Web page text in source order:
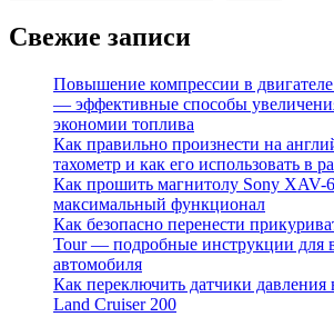
Свежие записи
Повышение компрессии в
— эффективные способы
экономии топлива
Как правильно произнести на
тахометр и как его использовать в
Как прошить магнитолу Sony XAV-
максимальный функционал
Как безопасно перенести
Tour — подробные инструкции для
автомобиля
Как переключить датчики
Land Cruiser 200